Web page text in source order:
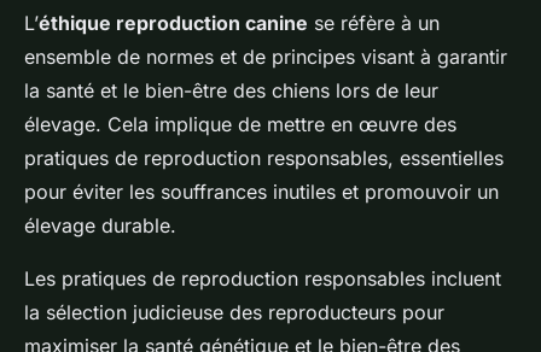
L’éthique reproduction canine se réfère à un
ensemble de normes et de principes visant à garantir
la santé et le bien-être des chiens lors de leur
élevage. Cela implique de mettre en œuvre des
pratiques de reproduction responsables, essentielles
pour éviter les souffrances inutiles et promouvoir un
élevage durable.
Les pratiques de reproduction responsables incluent
la sélection judicieuse des reproducteurs pour
maximiser la santé génétique et le bien-être des